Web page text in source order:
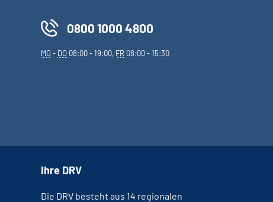
0800 1000 4800
MO- DO 08:00 - 19:00, FR 08:00 - 15:30
Ihre DRV
Die DRV besteht aus 14 regionalen